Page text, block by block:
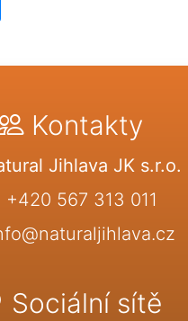
Kontakty
Jihlava JK s.r.o.
+420 567 313 011
Sociální sítě